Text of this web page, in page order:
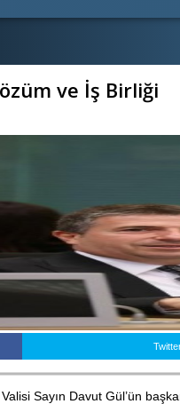
ve İş Birliği
Sayın Davut Gül’ün